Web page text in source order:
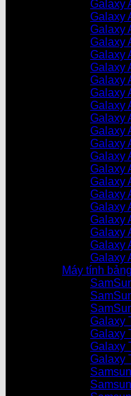
Galaxy
Galaxy
Galaxy
Galaxy
Galaxy
Galaxy
Galaxy
Galaxy
Galaxy
Galaxy
Galaxy
Galaxy
Galaxy
Galaxy
Galaxy
Galaxy
Galaxy
Galaxy
Galaxy
Galaxy
Galaxy
Máy tính
Galaxy
Galaxy
Galaxy
Galaxy